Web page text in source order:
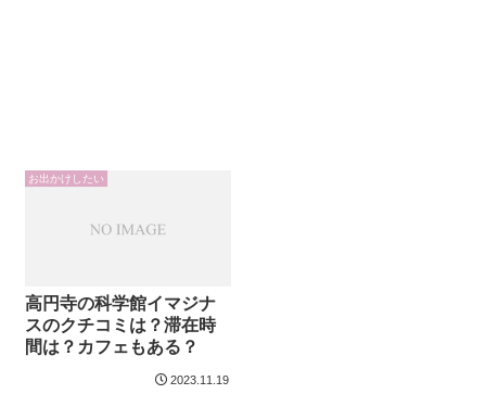
お出かけしたい
高円寺の科学館イマジナ
スのクチコミは？滞在時
間は？カフェもある？
2023.11.19